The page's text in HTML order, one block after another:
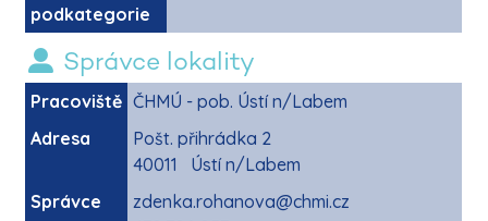
podkategorie
Správce lokality
Pracoviště ČHMÚ - pob. Ústí n/Labem
Adresa
Pošt. přihrádka 2
40011 Ústí n/Labem
Správce
zdenka.rohanova@chmi.cz